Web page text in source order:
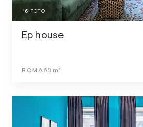
16 FOTO
Ep house
ROMA 68 m²